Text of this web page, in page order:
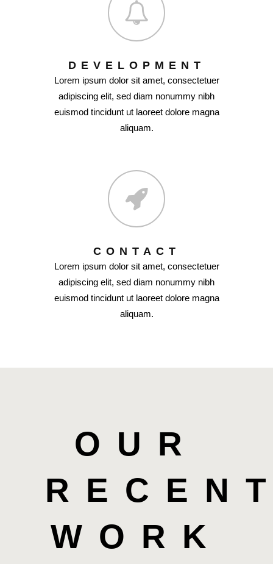
DEVELOPMENT
Lorem ipsum dolor sit amet, consectetuer
adipiscing elit, sed diam nonummy nibh
euismod tincidunt ut laoreet dolore magna
aliquam.
CONTACT
Lorem ipsum dolor sit amet, consectetuer
adipiscing elit, sed diam nonummy nibh
euismod tincidunt ut laoreet dolore magna
aliquam.
OUR
WORK